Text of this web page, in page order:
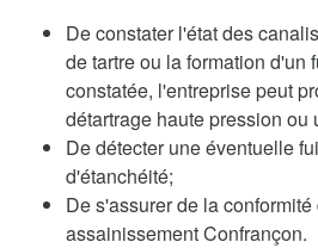
De constater l'état des
de tartre ou la formation d'un
constatée, l'entreprise peut
détartrage haute pression ou
De détecter une éventuelle
d'étanchéité;
De s'assurer de la conformité
assainissement Confrançon.